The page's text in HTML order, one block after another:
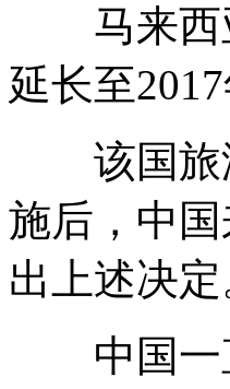
马来西亚
延长至2017
该国旅游
施后，中
出上述决定
中国一直